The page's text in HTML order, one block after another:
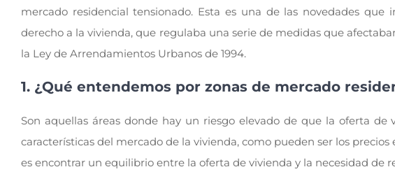
mercado residencial tensionado. Esta es una de las novedades
derecho a la vivienda, que regulaba una serie de medidas que
la Ley de Arrendamientos Urbanos de 1994.
1. ¿Qué entendemos por zonas de mercado
Son aquellas áreas donde hay un riesgo elevado de que la oferta
características del mercado de la vivienda, como pueden ser los
es encontrar un equilibrio entre la oferta de vivienda y la necesidad de